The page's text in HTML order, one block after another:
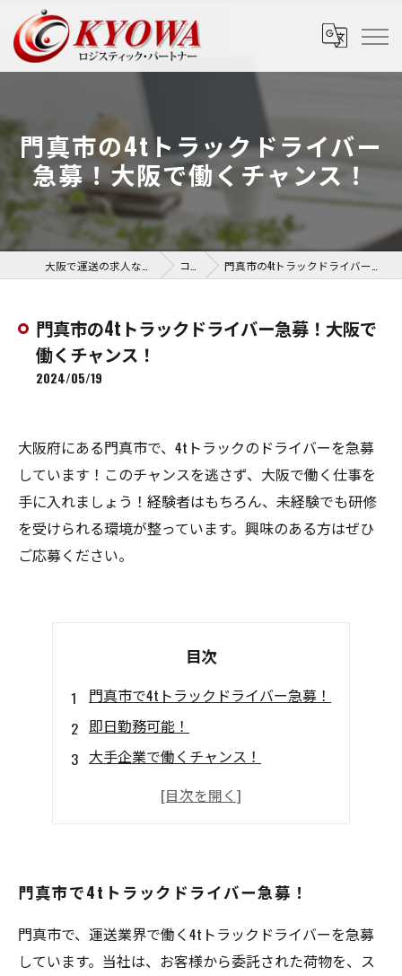
門真市の4tトラックドライバー
急募！大阪で働くチャンス！
コラム 門真市の4tトラックドライバー急募！大阪で働くチャンス！
門真市の4tトラックドライバー急募！大阪で
働くチャンス！
2024/05/19
大阪府にある門真市で、4tトラックのドライバーを急募
しています！このチャンスを逃さず、大阪で働く仕事を
手に入れましょう！経験者はもちろん、未経験でも研修
を受けられる環境が整っています。興味のある方はぜひ
ご応募ください。
目次
門真市で4tトラックドライバー急募！
即日勤務可能！
大手企業で働くチャンス！
高待遇での勤務！
門真市で4tトラックドライバー急募！
門真市で、運送業界で働く4tトラックドライバーを急募
しています。当社は、お客様から委託された荷物を、ス